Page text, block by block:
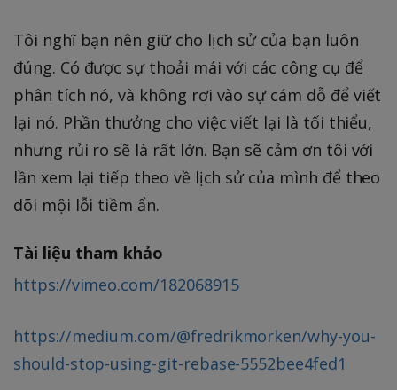
Tôi nghĩ bạn nên giữ cho lịch sử của bạn luôn
đúng. Có được sự thoải mái với các công cụ để
phân tích nó, và không rơi vào sự cám dỗ để viết
lại nó. Phần thưởng cho việc viết lại là tối thiểu,
nhưng rủi ro sẽ là rất lớn. Bạn sẽ cảm ơn tôi với
lần xem lại tiếp theo về lịch sử của mình để theo
dõi mội lỗi tiềm ẩn.
Tài liệu tham khảo
https://vimeo.com/182068915
https://medium.com/@fredrikmorken/why-you-
should-stop-using-git-rebase-5552bee4fed1